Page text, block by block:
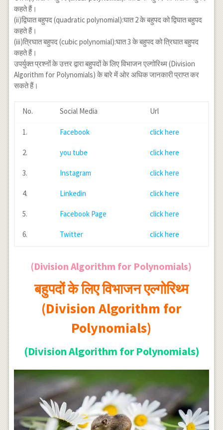
कहते हैं।
(ii)द्विघात बहुपद (quadratic polynomial):घात 2 के बहुपद को द्विघात बहुपद
कहते हैं।
(iii)त्रिघात बहुपद (cubic polynomial):घात 3 के बहुपद को त्रिघात बहुपद
कहते हैं।
उपर्युक्त प्रश्नों के उत्तर द्वारा बहुपदों के लिए विभाजन एल्गोरिथ्म (Division
Algorithm for Polynomials) के बारे में ओर अधिक जानकारी प्राप्त कर
सकते हैं।
No. Social Media Url
1. Facebook click here
2. you tube click here
3. Instagram click here
4. Linkedin click here
5. Facebook Page click here
6. Twitter click here
(Division Algorithm for Polynomials)
बहुपदों के लिए विभाजन एल्गोरिथ्म
(Division Algorithm for
Polynomials)
(Division Algorithm for Polynomials)